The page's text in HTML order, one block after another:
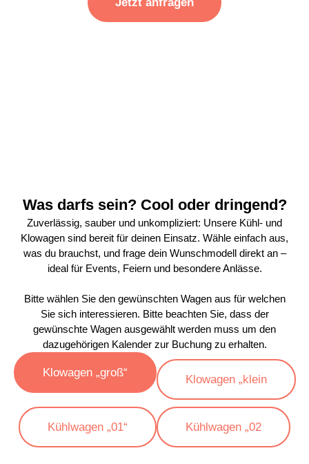
Was darfs sein? Cool oder dringend?
Zuverlässig, sauber und unkompliziert: Unsere Kühl- und
Klowagen sind bereit für deinen Einsatz. Wähle einfach aus,
was du brauchst, und frage dein Wunschmodell direkt an –
ideal für Events, Feiern und besondere Anlässe.
Bitte wählen Sie den gewünschten Wagen aus für welchen
Sie sich interessieren. Bitte beachten Sie, dass der
gewünschte Wagen ausgewählt werden muss um den
dazugehörigen Kalender zur Buchung zu erhalten.
Klowagen „groß“
Klowagen „klein
Kühlwagen „01“ Kühlwagen „02